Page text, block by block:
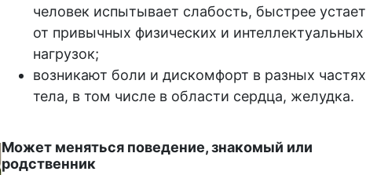
человек испытывает слабость, быстрее устает
от привычных физических и интеллектуальных
нагрузок;
возникают боли и дискомфорт в разных частях
тела, в том числе в области сердца, желудка.
Может меняться поведение, знакомый или
родственник